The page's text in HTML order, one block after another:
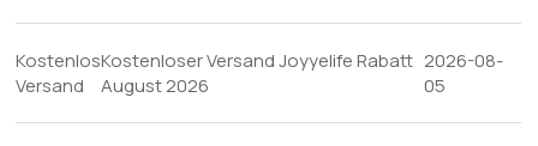
Kostenlos
Versand
Kostenloser Versand Joyyelife Rabatt
August 2026
2026-08-
05